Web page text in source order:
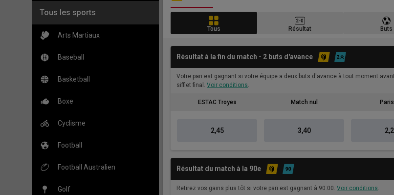
Tous les sports
Arts Martiaux
Baseball
Basketball
Boxe
Cyclisme
Football
Football Australien
Golf
Tous Résultat Buts
Résultat à la fin du match - 2 buts d'avance
Votre pari est gagnant si votre équipe a deux buts d'avance à tout moment
sifflet final. Voir conditions.
ESTAC Troyes Match nul
2,45 3,40
Résultat du match à la 90e
Retirez vos gains plus tôt si votre pari est gagnant à 90:00. Voir conditions.